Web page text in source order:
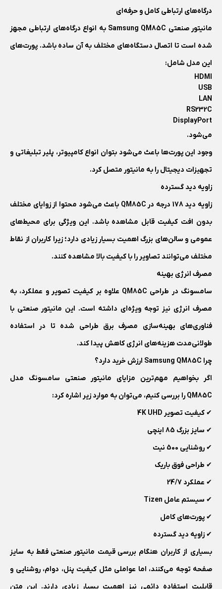
درگاه‌های ارتباطی کامل و حرفه‌ای
مانیتور صنعتی Samsung QM85C به انواع درگاه‌های ارتباطی مجهز
شده است تا اتصال دستگاه‌های مختلف به آن ساده باشد. پورت‌های
این مدل شامل:
HDMI
USB
LAN
RS232C
DisplayPort
می‌شود.
وجود این پورت‌ها باعث می‌شود بتوان انواع کامپیوتر، پلیر تبلیغاتی و
تجهیزات دیجیتال را به مانیتور متصل کرد.
زاویه دید گسترده
زاویه دید 178 درجه در QM85C باعث می‌شود محتوا از زوایای مختلف
بدون افت کیفیت قابل مشاهده باشد. این ویژگی برای محیط‌های
عمومی و سالن‌های بزرگ اهمیت بسیار زیادی دارد؛ زیرا کاربران از نقاط
مختلف می‌توانند تصاویر را با کیفیت بالا مشاهده کنند.
مصرف انرژی بهینه
سامسونگ در طراحی QM85C علاوه بر کیفیت تصویر و عملکرد، به
مصرف انرژی نیز توجه ویژه‌ای داشته است. این مانیتور صنعتی با
فناوری‌های بهینه‌سازی مصرف برق طراحی شده تا در استفاده
طولانی‌مدت هزینه‌های انرژی کاهش پیدا کند.
چرا Samsung QM85C ارزش خرید دارد؟
اگر بخواهیم مهم‌ترین مزایای مانیتور صنعتی سامسونگ مدل
QM85C را بررسی کنیم، می‌توان به موارد زیر اشاره کرد:
✔ کیفیت تصویر 4K UHD
✔ سایز بزرگ 85 اینچی
✔ روشنایی 500 نیت
✔ طراحی فوق باریک
✔ عملکرد 24/7
✔ سیستم عامل Tizen
✔ پورت‌های کامل
✔ زاویه دید گسترده
بسیاری از کاربران هنگام بررسی قیمت مانیتور صنعتی فقط به سایز
صفحه توجه می‌کنند، اما عواملی مثل کیفیت پنل، دوام، روشنایی و
قابلیت استفاده دائمی نیز اهمیت بسیار زیادی دارند. این متن